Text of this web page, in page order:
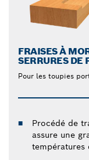
FRAISES À
SERRURES DE
Pour les toupies
Procédé de
assure une
températures